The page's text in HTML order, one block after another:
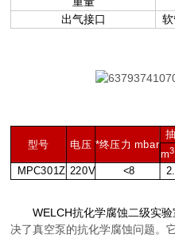
出气接口
型号 电压 *终压力 mbar
m3
MPC301Z 220V <8
WELCH抗化学腐蚀二级实验
决了真空泵的抗化学腐蚀问题。